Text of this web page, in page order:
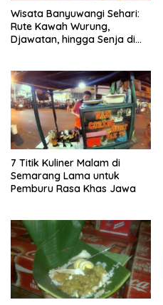
Wisata Banyuwangi Sehari:
Rute Kawah Wurung,
Djawatan, hingga Senja di
7 Titik Kuliner Malam di
Semarang Lama untuk
Pemburu Rasa Khas Jawa